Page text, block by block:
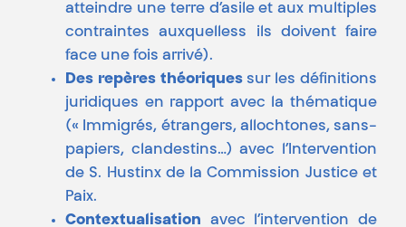
atteindre une terre d’asile et aux multiples
contraintes auxquelless ils doivent faire
face une fois arrivé).
Des repères théoriquessur les définitions
juridiques en rapport avec la thématique
(« Immigrés, étrangers, allochtones, sans-
papiers, clandestins…) avec l’Intervention
de S. Hustinx de la Commission Justice et
Paix.
Contextualisation avec l’intervention de